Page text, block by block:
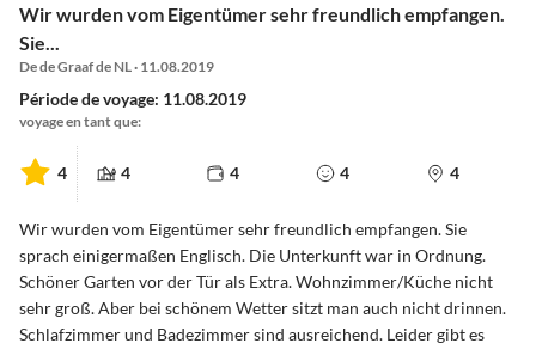
Wir wurden vom Eigentümer sehr freundlich empfangen.
Sie...
De de Graaf de NL · 11.08.2019
Période de voyage: 11.08.2019
voyage en tant que:
4 4 4 4 4
Wir wurden vom Eigentümer sehr freundlich empfangen. Sie
sprach einigermaßen Englisch. Die Unterkunft war in Ordnung.
Schöner Garten vor der Tür als Extra. Wohnzimmer/Küche nicht
sehr groß. Aber bei schönem Wetter sitzt man auch nicht drinnen.
Schlafzimmer und Badezimmer sind ausreichend. Leider gibt es